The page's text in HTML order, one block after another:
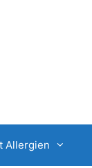
Allergien